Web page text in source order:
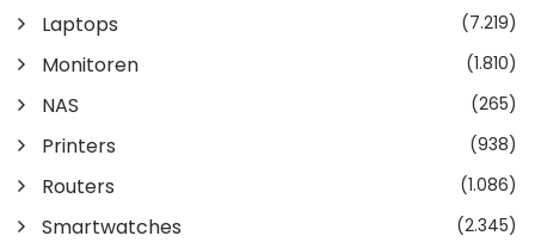
Laptops (7.219)
Monitoren (1.810)
NAS (265)
Printers (938)
Routers (1.086)
Smartwatches (2.345)